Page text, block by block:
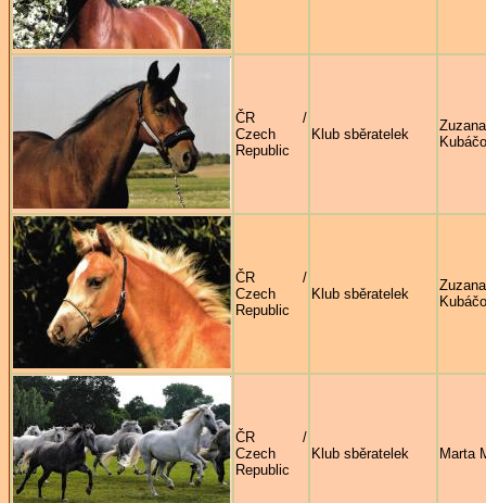
ČR /
Czech
Republic
Klub sběratelek
Zuzana
ČR /
Czech
Republic
Klub sběratelek
Zuzana
ČR /
Czech
Republic
Klub sběratelek Marta